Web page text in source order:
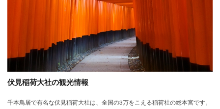
伏見稲荷大社の観光情報
千本鳥居で有名な伏見稲荷大社は、全国の3万をこえる稲荷社の総本宮です。